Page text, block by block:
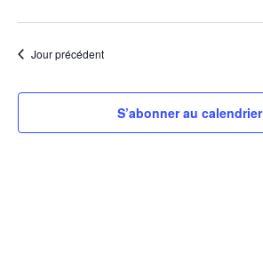
Jour précédent
S’abonner au calendrier